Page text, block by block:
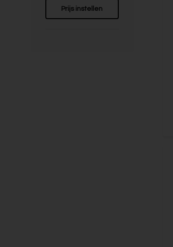
Prijs instellen